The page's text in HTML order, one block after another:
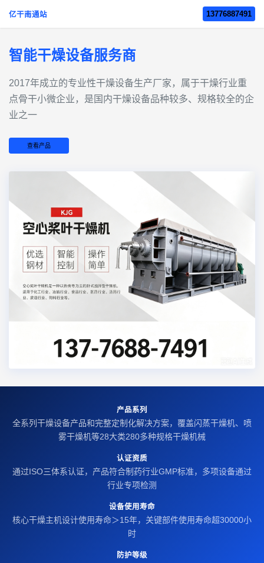
亿干南通站 13776887491
智能干燥设备服务商
2017年成立的‌专业性干燥设备生产厂家‌，属于干燥行业重
点骨干小微企业，是国内干燥设备品种较多、规格较全的企
业之一
查看产品
产品系列
全系列干燥设备产品和完整定制化解决方案，覆盖闪蒸干燥机、喷
雾干燥机等28大类280多种规格干燥机械
认证资质
通过ISO三体系认证，产品符合制药行业GMP标准，多项设备通过
行业专项检测
设备使用寿命
核心干燥主机设计使用寿命＞15年，关键部件使用寿命超30000小
时
防护等级